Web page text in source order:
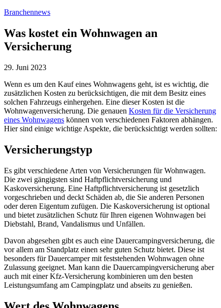
[Zum
springen]
Branchennews
Was kostet ein Wohnwagen an
Versicherung
29. Juni 2023
Wenn es um den Kauf eines Wohnwagens geht, ist es wichtig, die
zusätzlichen Kosten zu berücksichtigen, die mit dem Besitz eines
solchen Fahrzeugs einhergehen. Eine dieser Kosten ist die
Wohnwagenversicherung. Die genauen Kosten für die Versicherung
eines Wohnwagens können von verschiedenen Faktoren abhängen.
Hier sind einige wichtige Aspekte, die berücksichtigt werden sollten:
Versicherungstyp
Es gibt verschiedene Arten von Versicherungen für Wohnwagen.
Die zwei gängigsten sind Haftpflichtversicherung und
Kaskoversicherung. Eine Haftpflichtversicherung ist gesetzlich
vorgeschrieben und deckt Schäden ab, die Sie anderen Personen
oder deren Eigentum zufügen. Die Kaskoversicherung ist optional
und bietet zusätzlichen Schutz für Ihren eigenen Wohnwagen bei
Diebstahl, Brand, Vandalismus und Unfällen.
Davon abgesehen gibt es auch eine Dauercampingversicherung, die
vor allem am Standplatz einen sehr guten Schutz bietet. Diese ist
besonders für Dauercamper mit feststehenden Wohnwagen ohne
Zulassung geeignet. Man kann die Dauercampingversicherung aber
auch mit einer Kfz-Versicherung kombinieren um den besten
Leistungsumfang am Campingplatz und abseits zu genießen.